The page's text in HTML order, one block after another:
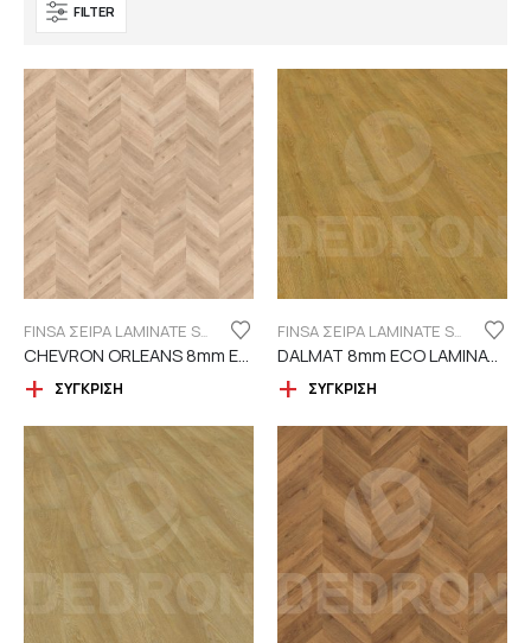
FILTER
ΣΎΓΚΡΙΣΗ
DALMAT 8mm ECO LAMINATE FINSA – 4V
ΣΎΓΚΡΙΣΗ